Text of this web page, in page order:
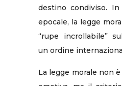
destino condiviso. In
epocale, la legge
“rupe incrollabile”
un ordine
La legge morale non